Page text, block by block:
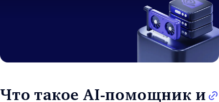
Что такое AI-помощник и